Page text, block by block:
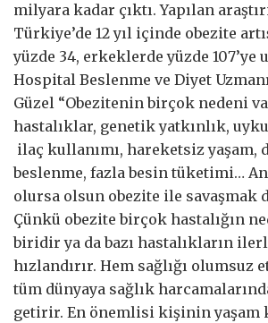
milyara kadar çıktı. Yapılan
Türkiye’de 12 yıl içinde obezite
yüzde 34, erkeklerde yüzde 107’ye
Hospital Beslenme ve Diyet
Güzel “Obezitenin birçok nedeni
hastalıklar, genetik yatkınlık,
ilaç kullanımı, hareketsiz yaşam,
beslenme, fazla besin tüketimi…
olursa olsun obezite ile savaşmak
Çünkü obezite birçok hastalığın
biridir ya da bazı hastalıkların
hızlandırır. Hem sağlığı olumsuz
tüm dünyaya sağlık
getirir. En önemlisi kişinin yaşam